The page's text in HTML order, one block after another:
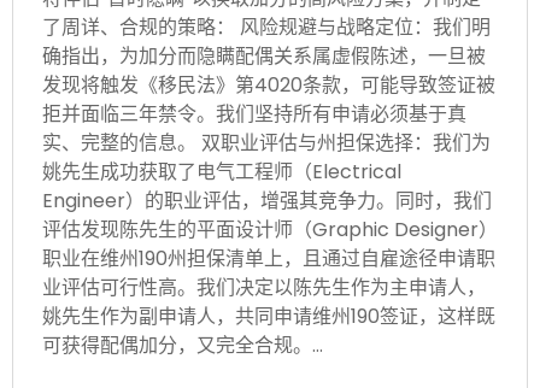
了周详、合规的策略： 风险规避与战略定位：我们明
确指出，为加分而隐瞒配偶关系属虚假陈述，一旦被
发现将触发《移民法》第4020条款，可能导致签证被
拒并面临三年禁令。我们坚持所有申请必须基于真
实、完整的信息。 双职业评估与州担保选择：我们为
姚先生成功获取了电气工程师（Electrical
Engineer）的职业评估，增强其竞争力。同时，我们
评估发现陈先生的平面设计师（Graphic Designer）
职业在维州190州担保清单上，且通过自雇途径申请职
业评估可行性高。我们决定以陈先生作为主申请人，
姚先生作为副申请人，共同申请维州190签证，这样既
可获得配偶加分，又完全合规。…